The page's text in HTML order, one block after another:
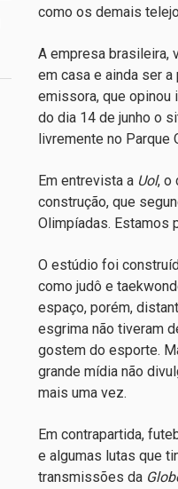
como os demais
A empresa brasileira,
em casa e ainda ser
emissora, que opinou
do dia 14 de junho o
livremente no
Em entrevista a Uol, o
construção, que
Olimpíadas. Estamos
O estúdio foi
como judô e
espaço, porém,
esgrima não tiveram
gostem do esporte.
grande mídia não
mais uma vez.
Em contrapartida,
e algumas lutas que
transmissões da